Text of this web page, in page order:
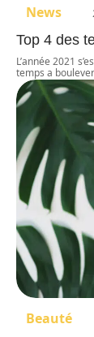
News
Top 4 des
L’année 2021
temps a
Beauté